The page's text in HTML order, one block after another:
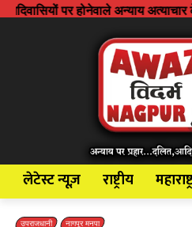
अन्याय अत्याचार के खिलाफ
लेटेस्ट न्यूज़ राष्ट्रीय
उपराजधानी नागपूर मनपा